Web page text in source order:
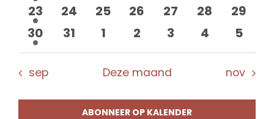
1
evenement
23
0
evenementen
24
0
evenementen
25
0
evenementen
26
0
evenementen
27
0
28
0
29
1
evenement
30
0
31
0
1
0
2
0
3
0
4
0
5
sep Deze maand nov
ABONNEER OP KALENDER